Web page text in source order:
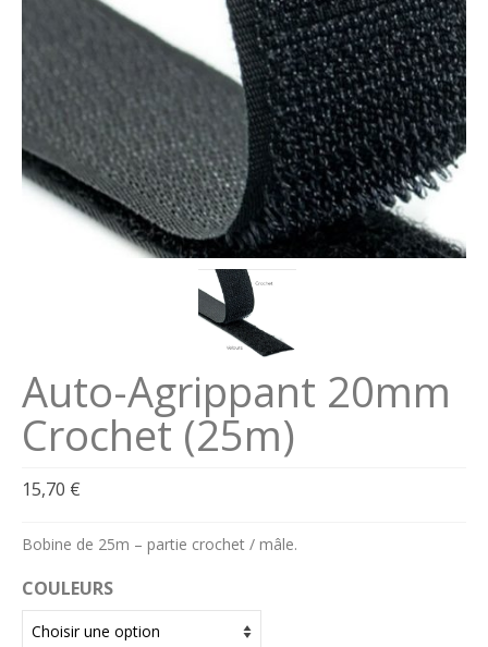
Connexion
Auto-Agrippant 20mm
Crochet (25m)
15,70 €
Bobine de 25m – partie crochet / mâle.
COULEURS